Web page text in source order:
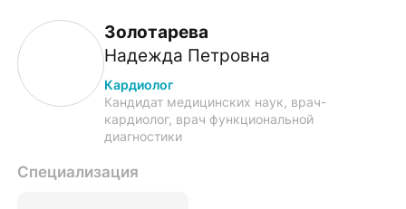
Золотарева
Надежда Петровна
Кардиолог
Кандидат медицинских наук, врач-
кардиолог, врач функциональной
диагностики
Специализация